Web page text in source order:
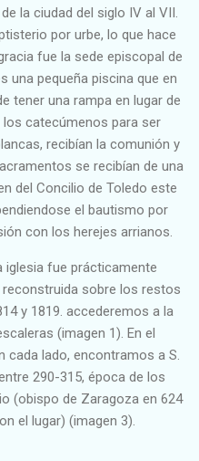
la ciudad del siglo IV al VII.
por urbe, lo que hace
fue la sede episcopal de
una pequeña piscina que en
tener una rampa en lugar de
catecúmenos para ser
recibían la comunión y
se recibían de una
del Concilio de Toledo este
el bautismo por
con los herejes arrianos.
iglesia fue prácticamente
sobre los restos
y 1819. accederemos a la
(imagen 1). En el
cada lado, encontramos a S.
290-315, época de los
(obispo de Zaragoza en 624
el lugar) (imagen 3).